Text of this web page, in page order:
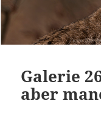
Galerie
aber